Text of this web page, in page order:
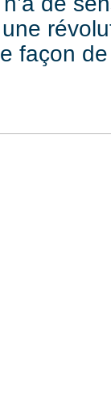
façon